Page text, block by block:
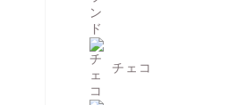
チェコ